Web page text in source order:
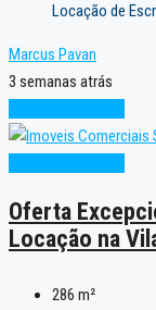
Locação de
Marcus Pavan
3 semanas atrás
Oferta
Locação na
286 m²